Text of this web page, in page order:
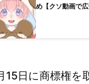
め【クソ動画で
15日に商標権を